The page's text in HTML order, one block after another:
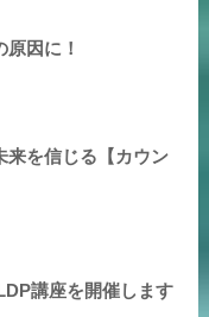
因に！
を信じる【カウン
講座を開催します